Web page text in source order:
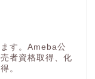
す。Ameba公
者資格取得、化
。